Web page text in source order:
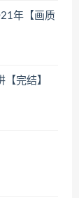
年【画质
完结】